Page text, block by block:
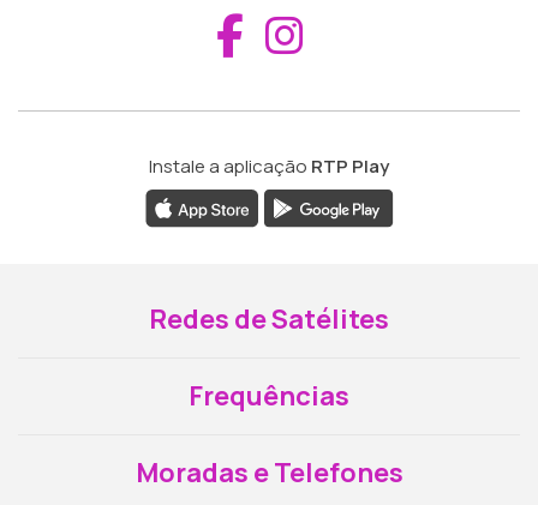
Aceder ao
Instale a aplicação RTP Play
Redes de Satélites
Frequências
Moradas e Telefones